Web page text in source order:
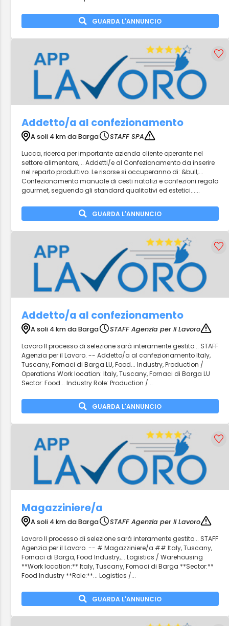
GUARDA L'ANNUNCIO
Addetto/a al confezionamento
A soli 4 km da Barga
STAFF SPA
Lucca, ricerca per importante azienda cliente operante nel
settore alimentare,... Addetti/e al Confezionamento da inserire
nel reparto produttivo. Le risorse si occuperanno di: &bull;...
Confezionamento manuale di cesti natalizi e confezioni regalo
gourmet, seguendo gli standard qualitativi ed estetici......
GUARDA L'ANNUNCIO
Addetto/a al confezionamento
A soli 4 km da Barga
STAFF Agenzia per il Lavoro
Lavoro Il processo di selezione sarà interamente gestito... STAFF
Agenzia per il Lavoro. -- Addetto/a al confezionamento Italy,
Tuscany, Fornaci di Barga LU, Food... Industry, Production /
Operations Work location: Italy, Tuscany, Fornaci di Barga LU
Sector: Food... Industry Role: Production /...
GUARDA L'ANNUNCIO
Magazziniere/a
A soli 4 km da Barga
STAFF Agenzia per il Lavoro
Lavoro Il processo di selezione sarà interamente gestito... STAFF
Agenzia per il Lavoro. -- # Magazziniere/a ## Italy, Tuscany,
Fornaci di Barga, Food Industry,... Logistics / Warehousing
**Work location:** Italy, Tuscany, Fornaci di Barga **Sector:**
Food Industry **Role:**... Logistics /...
GUARDA L'ANNUNCIO